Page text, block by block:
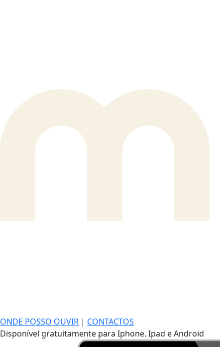
ONDE POSSO OUVIR | CONTACTOS
Disponível gratuitamente para Iphone, Ipad e Android